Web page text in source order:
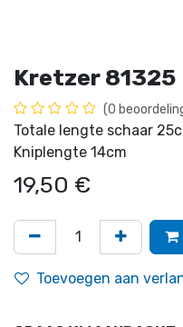
Kretzer 81325
(0
Totale lengte schaar
Kniplengte 14cm
19,50 €
Toevoegen aan